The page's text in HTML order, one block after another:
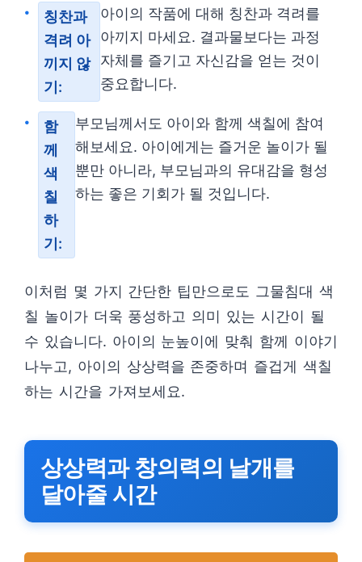
칭찬과
격려 아
끼지 않
기:
아이의 작품에 대해 칭찬과 격려를
아끼지 마세요. 결과물보다는 과정
자체를 즐기고 자신감을 얻는 것이
중요합니다.
함
께
색
칠
하
기:
부모님께서도 아이와 함께 색칠에 참여
해보세요. 아이에게는 즐거운 놀이가 될
뿐만 아니라, 부모님과의 유대감을 형성
하는 좋은 기회가 될 것입니다.
이처럼 몇 가지 간단한 팁만으로도 그물침대 색
칠 놀이가 더욱 풍성하고 의미 있는 시간이 될
수 있습니다. 아이의 눈높이에 맞춰 함께 이야기
나누고, 아이의 상상력을 존중하며 즐겁게 색칠
하는 시간을 가져보세요.
상상력과 창의력의 날개를
달아줄 시간